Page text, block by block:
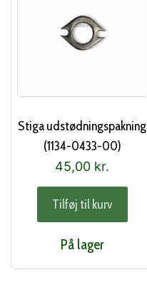
Stiga udstødningspakning
(1134-0433-00)
45,00 kr.
Tilføj til kurv
På lager